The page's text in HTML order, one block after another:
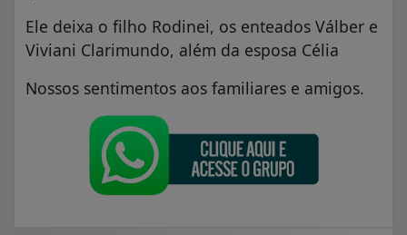
Ele deixa o filho Rodinei, os enteados Válber e
Viviani Clarimundo, além da esposa Célia
Nossos sentimentos aos familiares e amigos.